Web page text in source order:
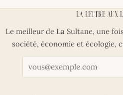
La lettre aux
Le meilleur de La Sultane, une
société, économie et écologie,